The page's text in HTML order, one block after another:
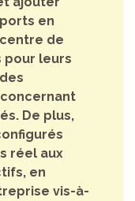
en
de
pour leurs
De plus,
réel aux
en
vis-à-